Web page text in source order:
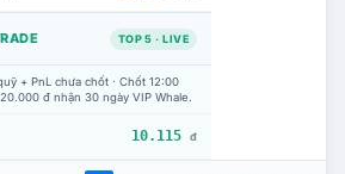
TOP 5 · LIVE
+ PnL chưa chốt · Chốt 12:00
đ nhận 30 ngày VIP Whale.
10.115 đ